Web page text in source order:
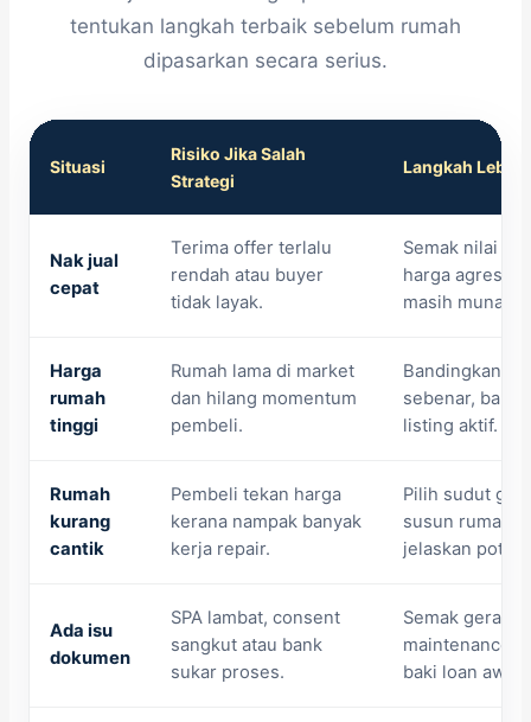
tentukan langkah terbaik sebelum rumah
dipasarkan secara serius.
Situasi
Risiko Jika Salah
Strategi
Langkah Lebih
Nak jual
cepat
Terima offer terlalu
rendah atau buyer
tidak layak.
Semak nilai
harga agresif
masih
Harga
rumah
tinggi
Rumah lama di market
dan hilang momentum
pembeli.
Bandingkan
sebenar, bank
listing aktif.
Rumah
kurang
cantik
Pembeli tekan harga
kerana nampak banyak
kerja repair.
Pilih sudut
susun rumah
jelaskan
Ada isu
dokumen
SPA lambat, consent
sangkut atau bank
sukar proses.
Semak geran,
maintenance,
baki loan awal.